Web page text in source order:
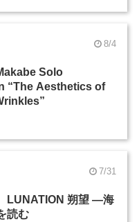
8/4
Solo
“The Aesthetics of
7/31
LUNATION 朔望 ―海
読む